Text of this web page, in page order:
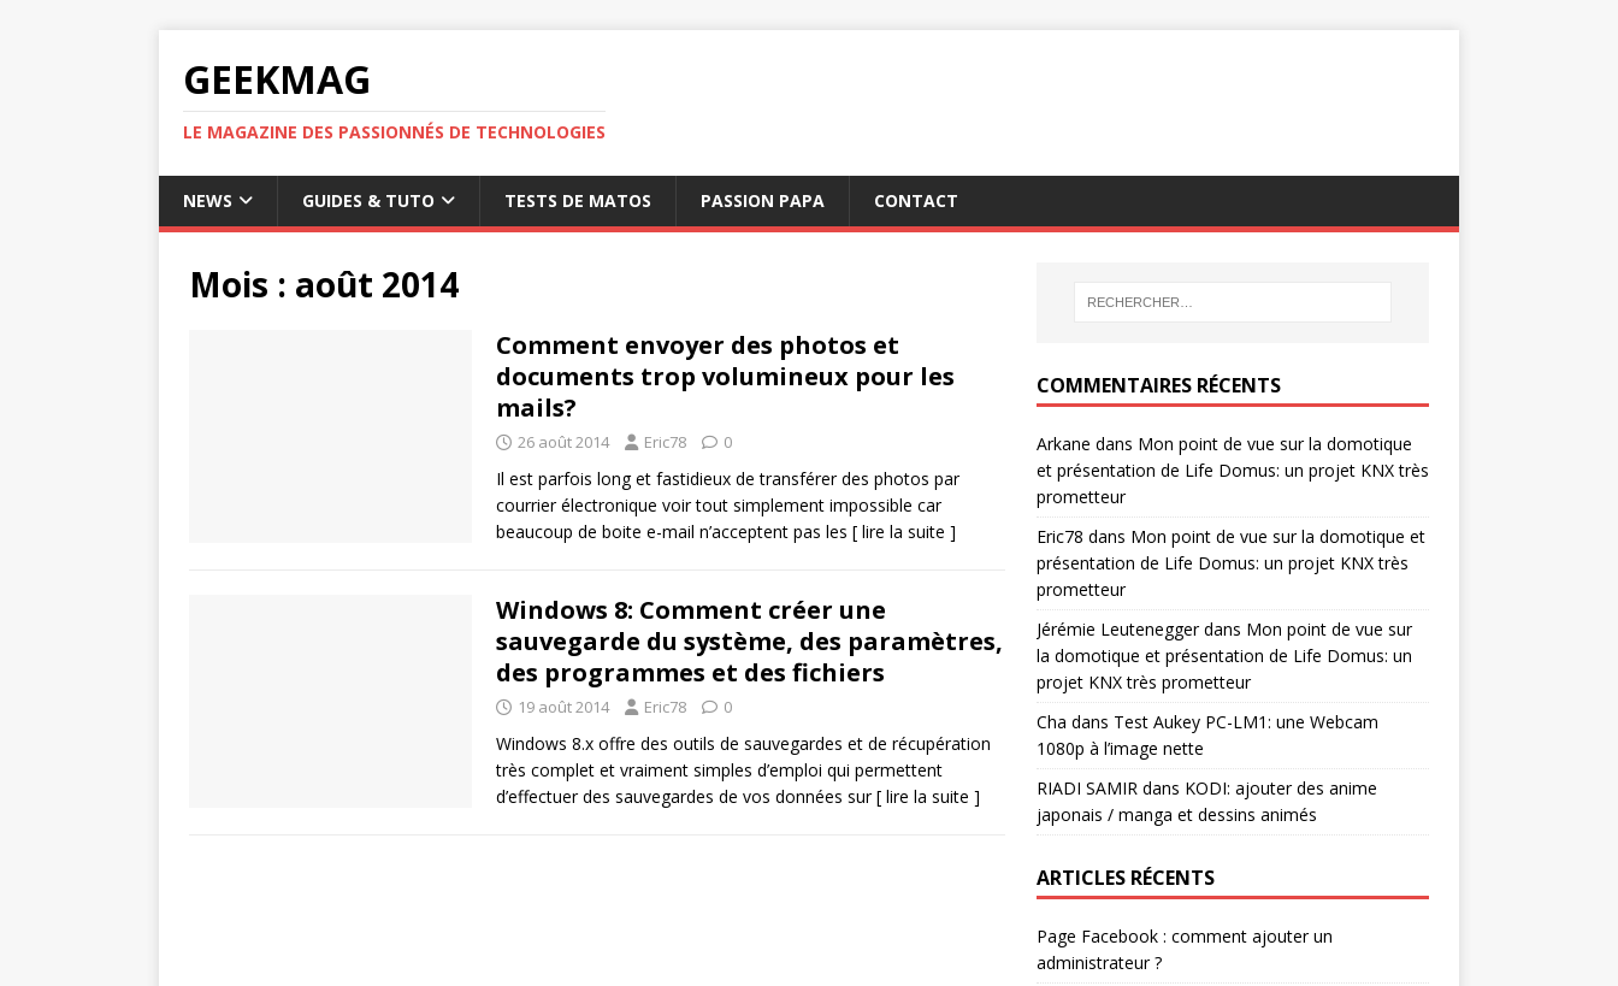
GEEKMAG
LE MAGAZINE DES PASSIONNÉS DE TECHNOLOGIES
NEWS GUIDES & TUTO TESTS DE MATOS PASSION PAPA CONTACT
Mois : août 2014
Comment envoyer des photos et
documents trop volumineux pour les
mails?
26 août 2014 Eric78 0
Il est parfois long et fastidieux de transférer des photos par
courrier électronique voir tout simplement impossible car
beaucoup de boite e-mail n’acceptent pas les [ lire la suite ]
Windows 8: Comment créer une
sauvegarde du système, des paramètres,
des programmes et des fichiers
19 août 2014 Eric78 0
Windows 8.x offre des outils de sauvegardes et de récupération
très complet et vraiment simples d’emploi qui permettent
d’effectuer des sauvegardes de vos données sur[ lire la suite ]
COMMENTAIRES RÉCENTS
Arkane dans Mon point de vue sur la domotique
et présentation de Life Domus: un projet KNX très
prometteur
Eric78 dans Mon point de vue sur la domotique et
présentation de Life Domus: un projet KNX très
prometteur
Jérémie Leuteneggerdans Mon point de vue sur
la domotique et présentation de Life Domus: un
projet KNX très prometteur
Cha dans Test Aukey PC-LM1: une Webcam
1080p à l’image nette
RIADI SAMIR dans KODI: ajouter des anime
japonais / manga et dessins animés
ARTICLES RÉCENTS
Page Facebook : comment ajouter un
administrateur ?